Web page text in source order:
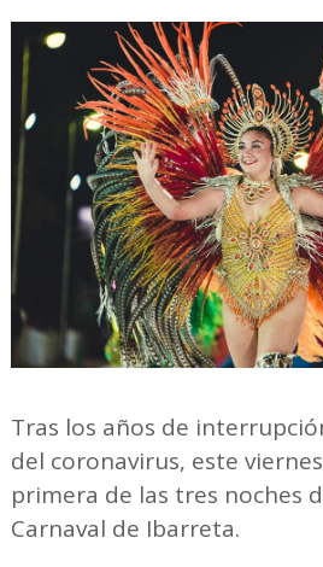
Tras los años de
del coronavirus, este
primera de las tres noches
Carnaval de Ibarreta.